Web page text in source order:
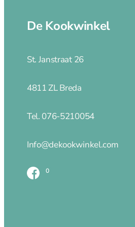
Spring
Oxo
Benriner
Producten
0
De Kookwinkel
St. Janstraat 26
4811 ZL Breda
Tel. 076-5210054
Info@dekookwinkel.com